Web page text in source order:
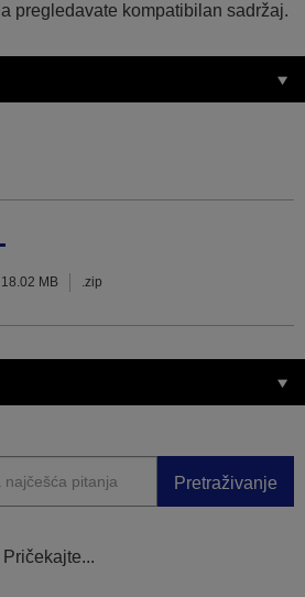
pregledavate kompatibilan sadržaj.
18.02 MB .zip
Pretraživanje